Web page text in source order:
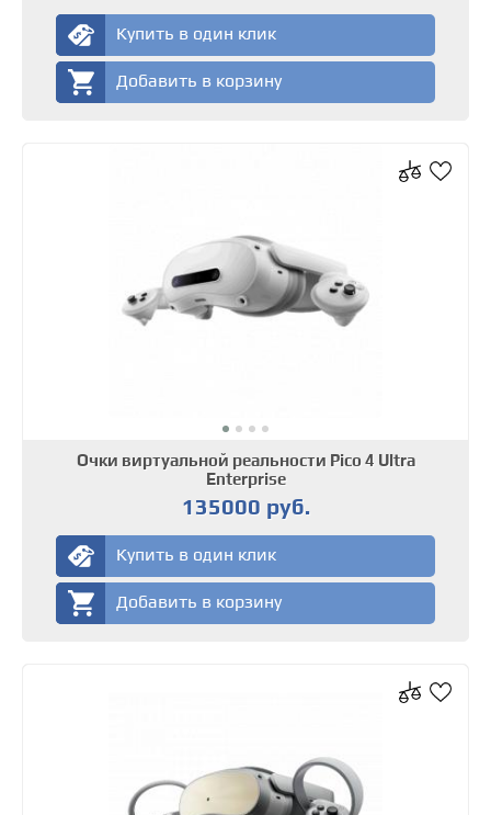
Купить в один клик
Добавить в корзину
Очки виртуальной реальности Pico 4 Ultra
Enterprise
135000 руб.
Купить в один клик
Добавить в корзину